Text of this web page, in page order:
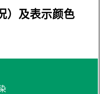
）及表示颜色